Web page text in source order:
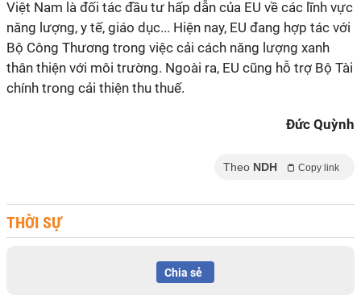
Việt Nam là đối tác đầu tư hấp dẫn của EU về các lĩnh vực
năng lượng, y tế, giáo dục... Hiện nay, EU đang hợp tác với
Bộ Công Thương trong việc cải cách năng lượng xanh
thân thiện với môi trường. Ngoài ra, EU cũng hỗ trợ Bộ Tài
chính trong cải thiện thu thuế.
Đức Quỳnh
Theo NDH Copy link
THỜI SỰ
Chia sẻ